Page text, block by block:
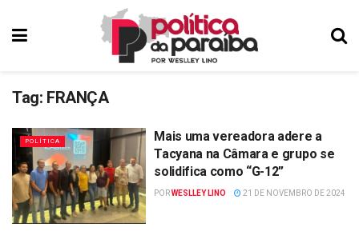
Tag: FRANÇA
POLÍTICA
Mais uma vereadora adere a
Tacyana na Câmara e grupo se
solidifica como “G-12”
PORWESLLEY LINO 21 DE NOVEMBRO DE 2024